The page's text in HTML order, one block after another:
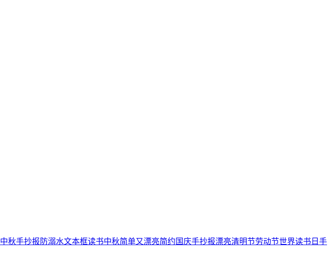
中秋手抄报 防溺水文本框读书中秋简单又漂亮简约 国庆手抄报漂亮清明节劳动节世界读书日 手